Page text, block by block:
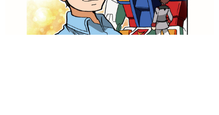
なんでゲームは面白い？
ゲーム開発者・hamatsu氏がゲームの魅力を画面や操作の
具体的な形から解き明かしていく、硬派で骨太な評論連載